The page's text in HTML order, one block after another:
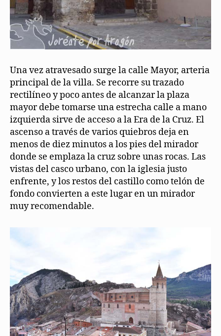
Una vez atravesado surge la calle Mayor, arteria
principal de la villa. Se recorre su trazado
rectilíneo y poco antes de alcanzar la plaza
mayor debe tomarse una estrecha calle a mano
izquierda sirve de acceso a la Era de la Cruz. El
ascenso a través de varios quiebros deja en
menos de diez minutos a los pies del mirador
donde se emplaza la cruz sobre unas rocas. Las
vistas del casco urbano, con la iglesia justo
enfrente, y los restos del castillo como telón de
fondo convierten a este lugar en un mirador
muy recomendable.